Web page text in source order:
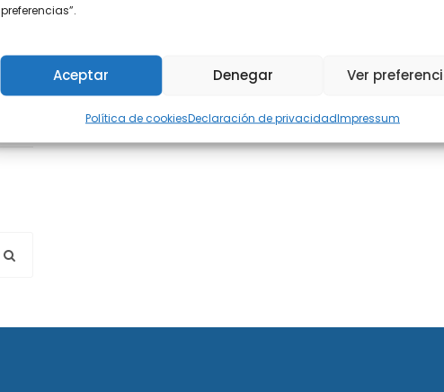
preferencias”.
Aceptar Denegar Ver
Política de cookiesDeclaración de privacidadImpressum